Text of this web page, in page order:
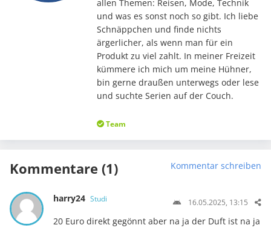
allen Themen: Reisen, Mode, Technik
und was es sonst noch so gibt. Ich liebe
Schnäppchen und finde nichts
ärgerlicher, als wenn man für ein
Produkt zu viel zahlt. In meiner Freizeit
kümmere ich mich um meine Hühner,
bin gerne draußen unterwegs oder lese
und suchte Serien auf der Couch.
Team
Kommentare (1) Kommentar schreiben
harry24 Studi 16.05.2025, 13:15
20 Euro direkt gegönnt aber na ja der Duft ist na ja